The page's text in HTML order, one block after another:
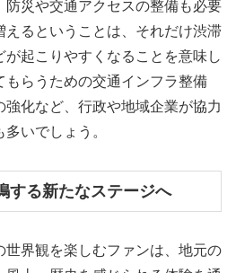
防災や交通アクセスの整備も必要
えるということは、それだけ渋滞
起こりやすくなることを意味し
もらうための交通インフラ整備
化など、行政や地域企業が協力
いでしょう。
する新たなステージへ
世界観を楽しむファンは、地元の